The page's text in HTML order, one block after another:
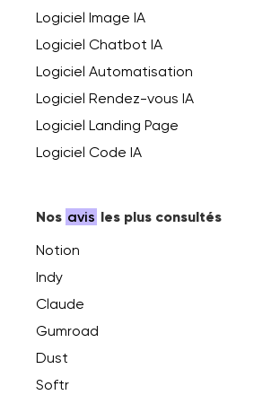
Logiciel Image IA
Logiciel Chatbot IA
Logiciel Automatisation
Logiciel Rendez-vous IA
Logiciel Landing Page
Logiciel Code IA
Nos avis les plus consultés
Notion
Indy
Claude
Gumroad
Dust
Softr